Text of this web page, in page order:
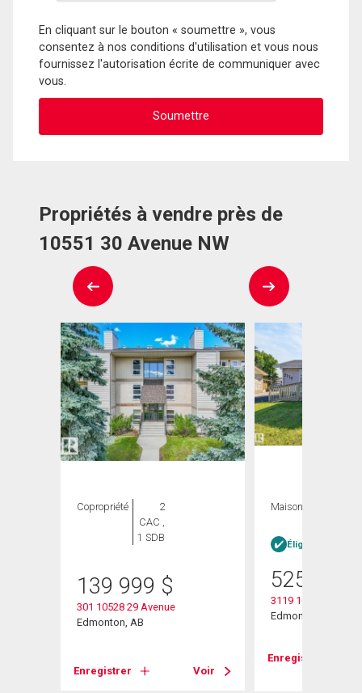
En cliquant sur le bouton « soumettre », vous
consentez à nos conditions d'utilisation et vous nous
fournissez l'autorisation écrite de communiquer avec
vous.
Propriétés à vendre près de
10551 30 Avenue NW
Copropriété
2
CAC ,
1 SDB
139 999 $
301 10528 29 Avenue
Edmonton, AB
Enregistrer Voir
Maison
Éligible Louer
525 000
3119 104 Street Nw
Edmonton, AB
Enregistrer